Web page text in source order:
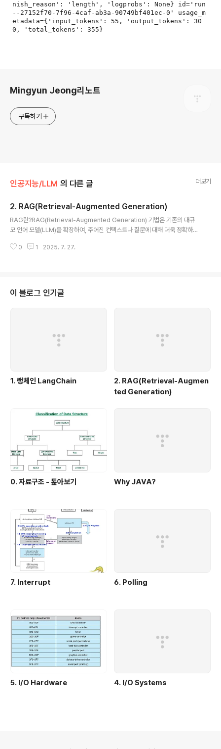
nish_reason': 'length', 'logprobs': None} id='run
--27152f70-7f96-4caf-ab3a-90749bf401ec-0' usage_m
etadata={'input_tokens': 55, 'output_tokens': 30
Mingyun Jeong리노트
구독하기
인공지능/LLM 의 다른 글 더보기
2. RAG(Retrieval-Augmented Generation)
RAG란?RAG(Retrieval-Augmented Generation) 기법은 기존의 대규
모 언어 모델(LLM)을 확장하여, 주어진 컨텍스트나 질문에 대해 더욱 정확하고
데이터를 실시간으로 검색(retrieval)하고, 이를 바탕으로 답변을 생성(gener
계 - 검색한 데이터를 바탕으로 질문을 생성 = Langchain RAG 검색증강¶In
[ ]:from google.colab import..
0 1 2025. 7. 27.
이 블로그 인기글
1. 랭체인 LangChain
2. RAG(Retrieval-Augmen
ted Generation)
0. 자료구조 - 톺아보기 Why JAVA?
7. Interrupt 6. Polling
5. I/O Hardware 4. I/O Systems